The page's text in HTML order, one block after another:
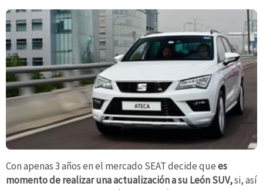
Con apenas 3 años en el mercado SEAT decide quees
momento de realizar una actualización a su León SUV,si, así